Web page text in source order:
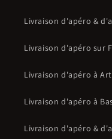
Livraison d'apéro &
Livraison d'apéro sur
Livraison d'apéro à
Livraison d'apéro à
Livraison d'apéro &